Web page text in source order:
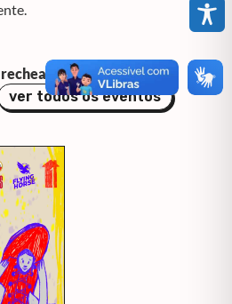
de eventos bafo!
ver todos os eventos